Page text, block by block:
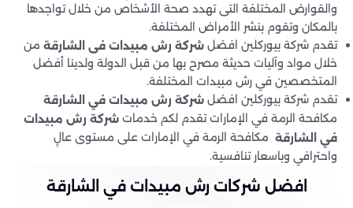
والقوارض المختلفة التى تهدد صحة الأشخاص من خلال تواجدها
بالمكان وتقوم بنشر الأمراض المختلفة.
تقدم شركة بيوركلين افضل شركة رش مبيدات فى الشارقة من
خلال مواد وآليات حديثة مصرح بها من قبل الدولة ولدينا أفضل
المتخصصين في رش مبيدات المختلفة.
تقدم شركة بيوركلين افضل شركة رش مبيدات في الشارقة
مكافحة الرمة في الإمارات تقدم لكم خدمات شركة رش مبيدات
في الشارقة مكافحة الرمة في الإمارات على مستوى عالٍ
واحترافي وباسعار تنافسية.
افضل شركات رش مبيدات في الشارقة